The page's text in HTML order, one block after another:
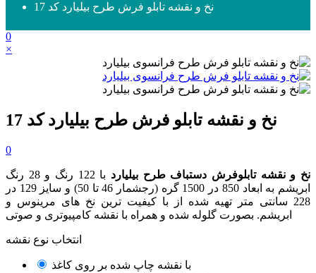
نخ و نقشه تابلو فرش طرح بیلیارد کد 17
0
×
نخ و نقشه تابلو فرش طرح بیلیارد کد 17
0
نخ و نقشه تابلوفرش دستباف طرح بیلیارد
با 122 رنگ و 28 رنگ
ابریشم به ابعاد 850 در 1500 گره
(رجشمار 46 تا 50 )
و سایز 129 در
228 سانتی متر تهیه شده از با کیفیت ترین نخ های مرینوس و
ابریشم. بصورت گلوله شده و همراه با نقشه کامپیوتری و صوتی
انتخاب نوع نقشه
با نقشه چاپ شده بر روی کاغذ